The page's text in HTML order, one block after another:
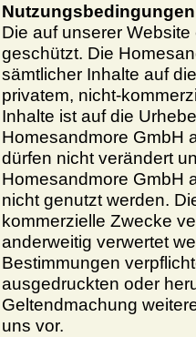
Die auf unserer
geschützt. Die
sämtlicher Inhalte auf
privatem, nicht-
Inhalte ist auf die
Homesandmore GmbH
dürfen nicht verändert
Homesandmore GmbH
nicht genutzt werden.
kommerzielle Zwecke
anderweitig verwertet
Bestimmungen
ausgedruckten oder
Geltendmachung
uns vor.